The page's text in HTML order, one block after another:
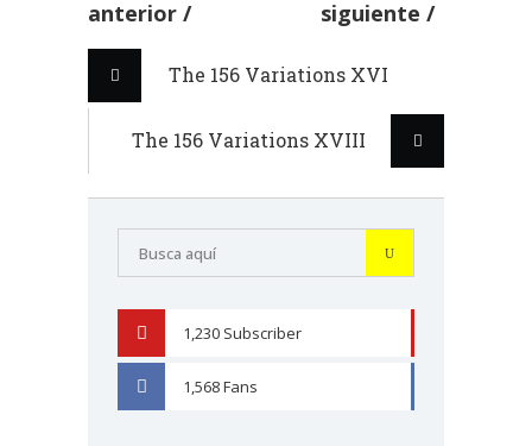
anterior siguiente
The 156 Variations XVI
The 156 Variations XVIII
1,230 Subscriber
1,568Fans